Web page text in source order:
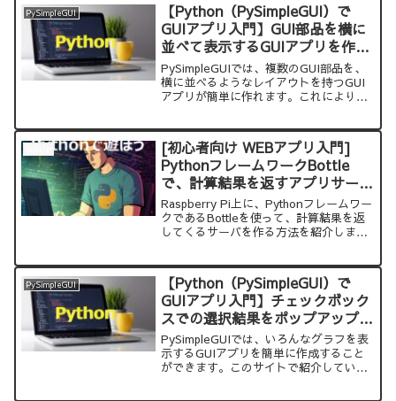
PySimpleGUI
【Python（PySimpleGUI）で
GUIアプリ入門】GUI部品を横に
並べて表示するGUIアプリを作る
方法
PySimpleGUIでは、複数のGUI部品を、
横に並べるようなレイアウトを持つGUI
アプリが簡単に作れます。これにより、
リを作ることができます。
[初心者向け WEBアプリ入門]
PythonフレームワークBottle
で、計算結果を返すアプリサーバ
を作る
Raspberry Pi上に、Pythonフレームワー
クであるBottleを使って、計算結果を返
してくるサーバを作る方法を紹介しま
PySimpleGUI
【Python（PySimpleGUI）で
GUIアプリ入門】チェックボック
スでの選択結果をポップアップで
表示するアプリを作る方法
PySimpleGUIでは、いろんなグラフを表
示するGUIアプリを簡単に作成すること
ができます。このサイトで紹介している